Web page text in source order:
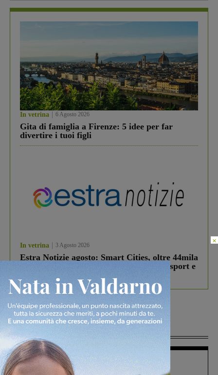
In vetrina 6 Agosto 2026
Gita di famiglia a Firenze: 5 idee per far
divertire i tuoi figli
In vetrina 3 Agosto 2026
Estra Notizie agosto: Smart Cities, oltre 44mila
studenti coinvolti, torna il bando per lo sport e
debutta il podcast Estrair
Più lette
Cronaca 4 Agosto 2026
×